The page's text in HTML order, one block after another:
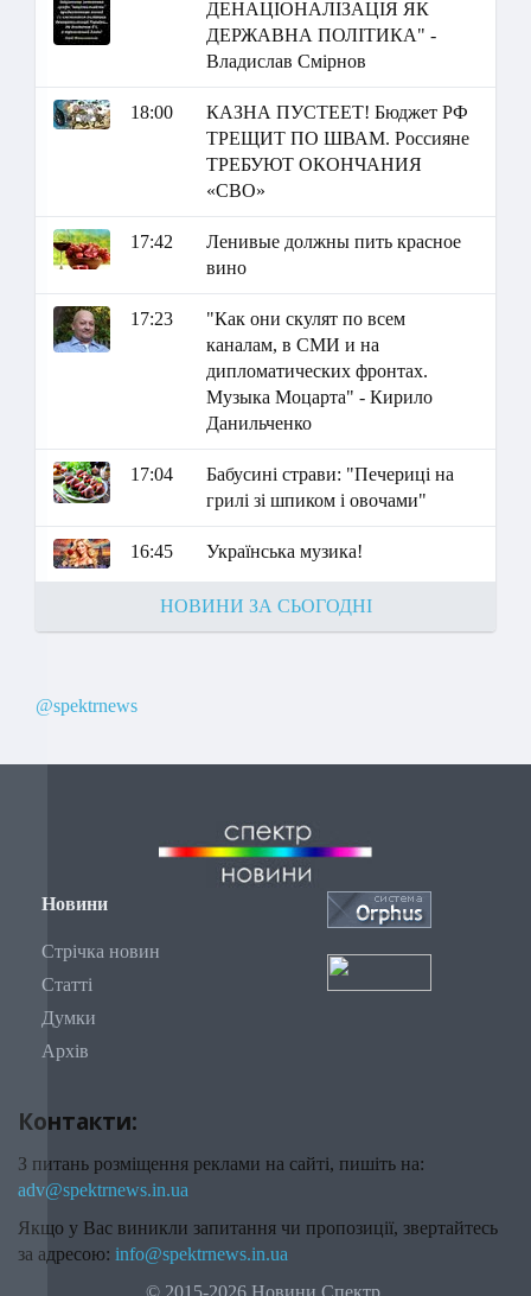
ДЕНАЦІОНАЛІЗАЦІЯ ЯК
ДЕРЖАВНА ПОЛІТИКА" -
Владислав Смірнов
18:00
КАЗНА ПУСТЕЕТ! Бюджет РФ
ТРЕЩИТ ПО ШВАМ. Россияне
ТРЕБУЮТ ОКОНЧАНИЯ
«СВО»
17:42
Ленивые должны пить красное
вино
17:23
"Как они скулят по всем
каналам, в СМИ и на
дипломатических фронтах.
Музыка Моцарта" - Кирило
Данильченко
17:04
Бабусині страви: "Печериці на
грилі зі шпиком і овочами"
16:45 Українська музика!
НОВИНИ ЗА СЬОГОДНІ
@spektrnews
Новини
Стрічка новин
Статті
Думки
Архів
Контакти:
З питань розміщення реклами на сайті, пишіть на:
adv@spektrnews.in.ua
Якщо у Вас виникли запитання чи пропозиції, звертайтесь
за адресою: info@spektrnews.in.ua
© 2015-2026 Новини Спектр.